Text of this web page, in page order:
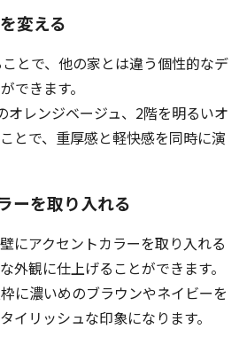
変える
とで、他の家とは違う個性的なデ
できます。
オレンジベージュ、2階を明るいオ
とで、重厚感と軽快感を同時に演
ーを取り入れる
にアクセントカラーを取り入れる
外観に仕上げることができます。
に濃いめのブラウンやネイビーを
イリッシュな印象になります。